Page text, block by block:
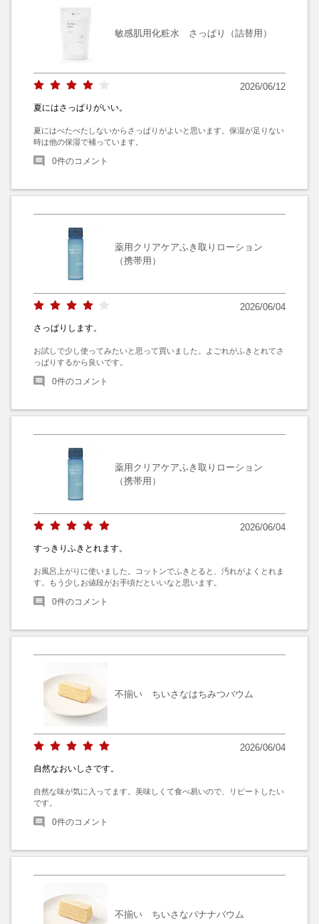
敏感肌用化粧水 さっぱり（詰替用）
2026/06/12
夏にはさっぱりがいい。
夏にはべたべたしないからさっぱりがよいと思います。保湿が足りない
時は他の保湿で補っています。
0件のコメント
薬用クリアケアふき取りローション
（携帯用）
2026/06/04
さっぱりします。
お試しで少し使ってみたいと思って買いました。よごれがふきとれてさ
っぱりするから良いです。
0件のコメント
薬用クリアケアふき取りローション
（携帯用）
2026/06/04
すっきりふきとれます。
お風呂上がりに使いました。コットンでふきとると、汚れがよくとれま
す。もう少しお値段がお手頃だといいなと思います。
0件のコメント
不揃い ちいさなはちみつバウム
2026/06/04
自然なおいしさです。
自然な味が気に入ってます。美味しくて食べ易いので、リピートしたい
です。
0件のコメント
不揃い ちいさなバナナバウム